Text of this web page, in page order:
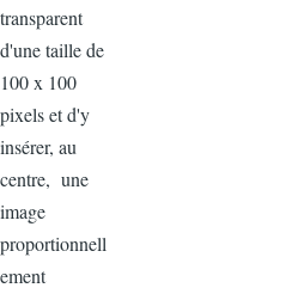
transparent
d'une taille de
100 x 100
pixels et d'y
insérer, au
centre, une
image
proportionnell
ement